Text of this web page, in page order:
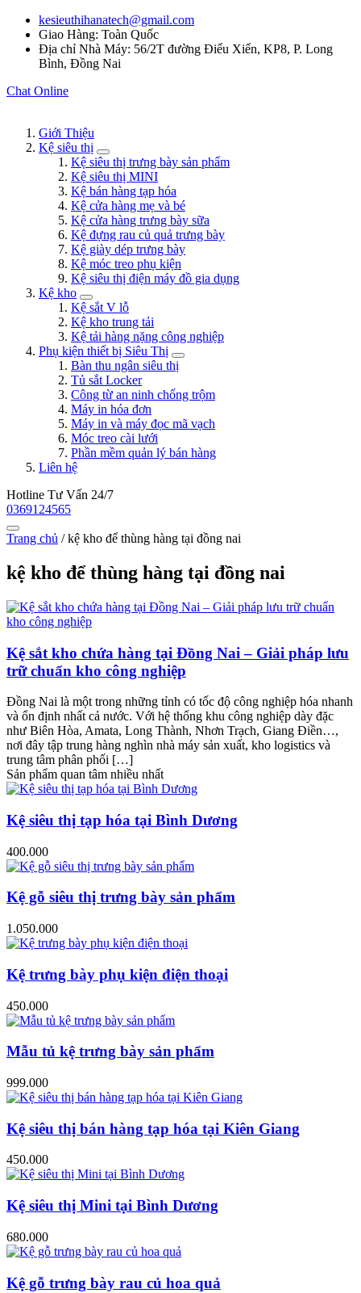
kesieuthihanatech@gmail.com
Giao Hàng: Toàn Quốc
Địa chỉ Nhà Máy: 56/2T đường Điểu Xiển, KP8, P. Long
Bình, Đồng Nai
Chat Online
Giới Thiệu
Kệ siêu thị
Kệ siêu thị trưng bày sản phẩm
Kệ siêu thị MINI
Kệ bán hàng tạp hóa
Kệ cửa hàng mẹ và bé
Kệ cửa hàng trưng bày sữa
Kệ đựng rau củ quả trưng bày
Kệ giày dép trưng bày
Kệ móc treo phụ kiện
Kệ siêu thị điện máy đồ gia dụng
Kệ kho
Kệ sắt V lỗ
Kệ kho trung tải
Kệ tải hàng nặng công nghiệp
Phụ kiện thiết bị Siêu Thị
Bàn thu ngân siêu thị
Tủ sắt Locker
Công từ an ninh chống trộm
Máy in hóa đơn
Máy in và máy đọc mã vạch
Móc treo cài lưới
Phần mềm quản lý bán hàng
Liên hệ
Hotline Tư Vấn 24/7
0369124565
Trang chủ /kệ kho để thùng hàng tại đồng nai
kệ kho để thùng hàng tại đồng nai
Kệ sắt kho chứa hàng tại Đồng Nai – Giải pháp lưu
trữ chuẩn kho công nghiệp
Đồng Nai là một trong những tỉnh có tốc độ công nghiệp hóa nhanh
và ổn định nhất cả nước. Với hệ thống khu công nghiệp dày đặc
như Biên Hòa, Amata, Long Thành, Nhơn Trạch, Giang Điền…,
nơi đây tập trung hàng nghìn nhà máy sản xuất, kho logistics và
trung tâm phân phối […]
Sản phẩm quan tâm nhiều nhất
Kệ siêu thị tạp hóa tại Bình Dương
400.000
Kệ gỗ siêu thị trưng bày sản phẩm
1.050.000
Kệ trưng bày phụ kiện điện thoại
450.000
Mẫu tủ kệ trưng bày sản phẩm
999.000
Kệ siêu thị bán hàng tạp hóa tại Kiên Giang
450.000
Kệ siêu thị Mini tại Bình Dương
680.000
Kệ gỗ trưng bày rau củ hoa quả